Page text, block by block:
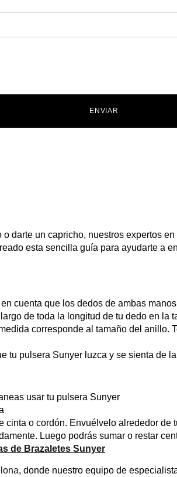
ENVIAR
darte un capricho, nuestros expertos
esta sencilla guía para ayudarte a
cuenta que los dedos de ambas
de toda la longitud de tu dedo en la
corresponde al tamaño del anillo.
tu pulsera Sunyer luzca y se sienta de
usar tu pulsera Sunyer
o cordón. Envuélvelo alrededor
Luego podrás sumar o restar
de Brazaletes Sunyer
, donde nuestro equipo de